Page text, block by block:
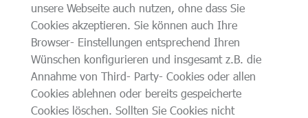
unsere Webseite auch nutzen, ohne dass Sie
Cookies akzeptieren. Sie können auch Ihre
Browser- Einstellungen entsprechend Ihren
Wünschen konfigurieren und insgesamt z.B. die
Annahme von Third- Party- Cookies oder allen
Cookies ablehnen oder bereits gespeicherte
Cookies löschen. Sollten Sie Cookies nicht